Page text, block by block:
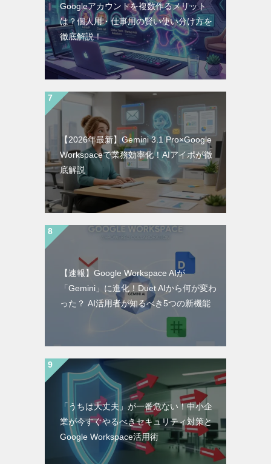
Googleアカウントを複数作るメリット
は？個人用・仕事用の賢い使い分け方を
徹底解説！
【2026年最新】Gemini 3.1 Pro×Google
Workspaceで業務効率化！AIアイポが徹
底解説
【速報】Google Workspace AIが
「Gemini」に進化！Duet AIから何が変わ
った？ AI活用者が知るべき5つの新機能
「うちは大丈夫」が一番危ない！中小企
業が今すぐやるべきセキュリティ対策と
Google Workspace活用術